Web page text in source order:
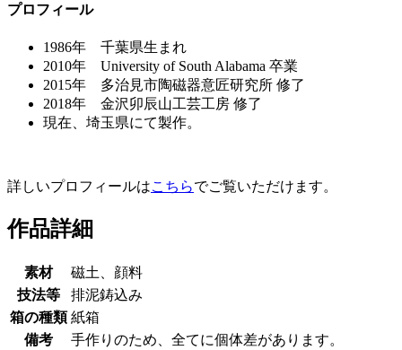
プロフィール
1986年 千葉県生まれ
2010年 University of South Alabama 卒業
2015年 多治見市陶磁器意匠研究所 修了
2018年 金沢卯辰山工芸工房 修了
現在、埼玉県にて製作。
詳しいプロフィールはこちらでご覧いただけます。
作品詳細
素材
磁土、顔料
技法等
排泥鋳込み
箱の種類 紙箱
備考
手作りのため、全てに個体差があります。